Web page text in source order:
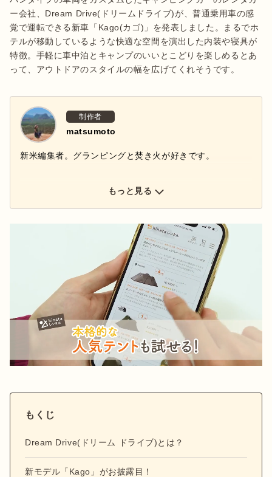
ー会社、Dream Drive(ドリームドライブ)が、普通乗用車の感
覚で運転できる新車「Kago(カゴ)」を発表しました。まるでホ
テルが移動しているような快適な空間を演出した内装や寝具が
特徴。手軽に車中泊とキャンプのいいとこどりを楽しめるとあ
って、アウトドアのスタイルの幅を広げてくれそうです。
制作者
matsumoto
新米編集者。グランピングと焚き火が好きです。
もっと見る
もくじ
Dream Drive(ドリーム ドライブ)とは？
新モデル「Kago」がお披露目！